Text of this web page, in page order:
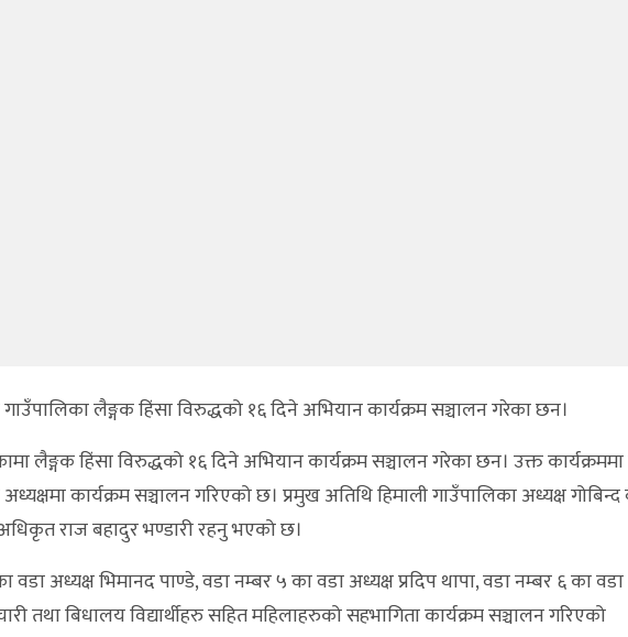
लैङ्गक हिंसा विरुद्धको १६ दिने अभियान कार्यक्रम सञ्चालन गरेका छन।
लैङ्गक हिंसा विरुद्धको १६ दिने अभियान कार्यक्रम सञ्चालन गरेका छन। उक्त कार्यक्रममा
कार्यक्रम सञ्चालन गरिएको छ। प्रमुख अतिथि हिमाली गाउँपालिका अध्यक्ष गोबिन्द
राज बहादुर भण्डारी रहनु भएको छ।
वडा अध्यक्ष भिमानद पाण्डे, वडा नम्बर ५ का वडा अध्यक्ष प्रदिप थापा, वडा नम्बर ६ का
तथा बिधालय विद्यार्थीहरु सहित महिलाहरुको सहभागिता कार्यक्रम सञ्चालन गरिएको